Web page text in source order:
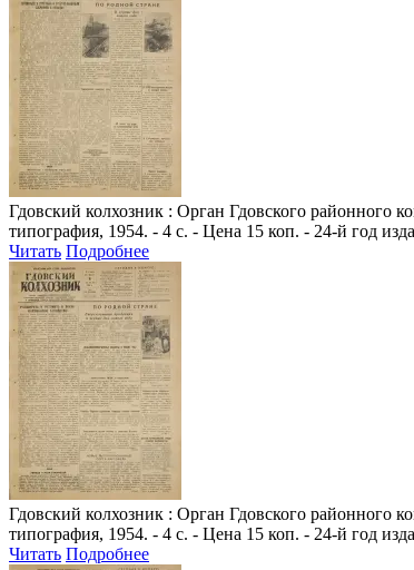
Гдовский колхозник : Орган Гдовского районного
типография, 1954. - 4 с. - Цена 15 коп. - 24-й год
Читать Подробнее
Гдовский колхозник : Орган Гдовского районного
типография, 1954. - 4 с. - Цена 15 коп. - 24-й год
Читать Подробнее